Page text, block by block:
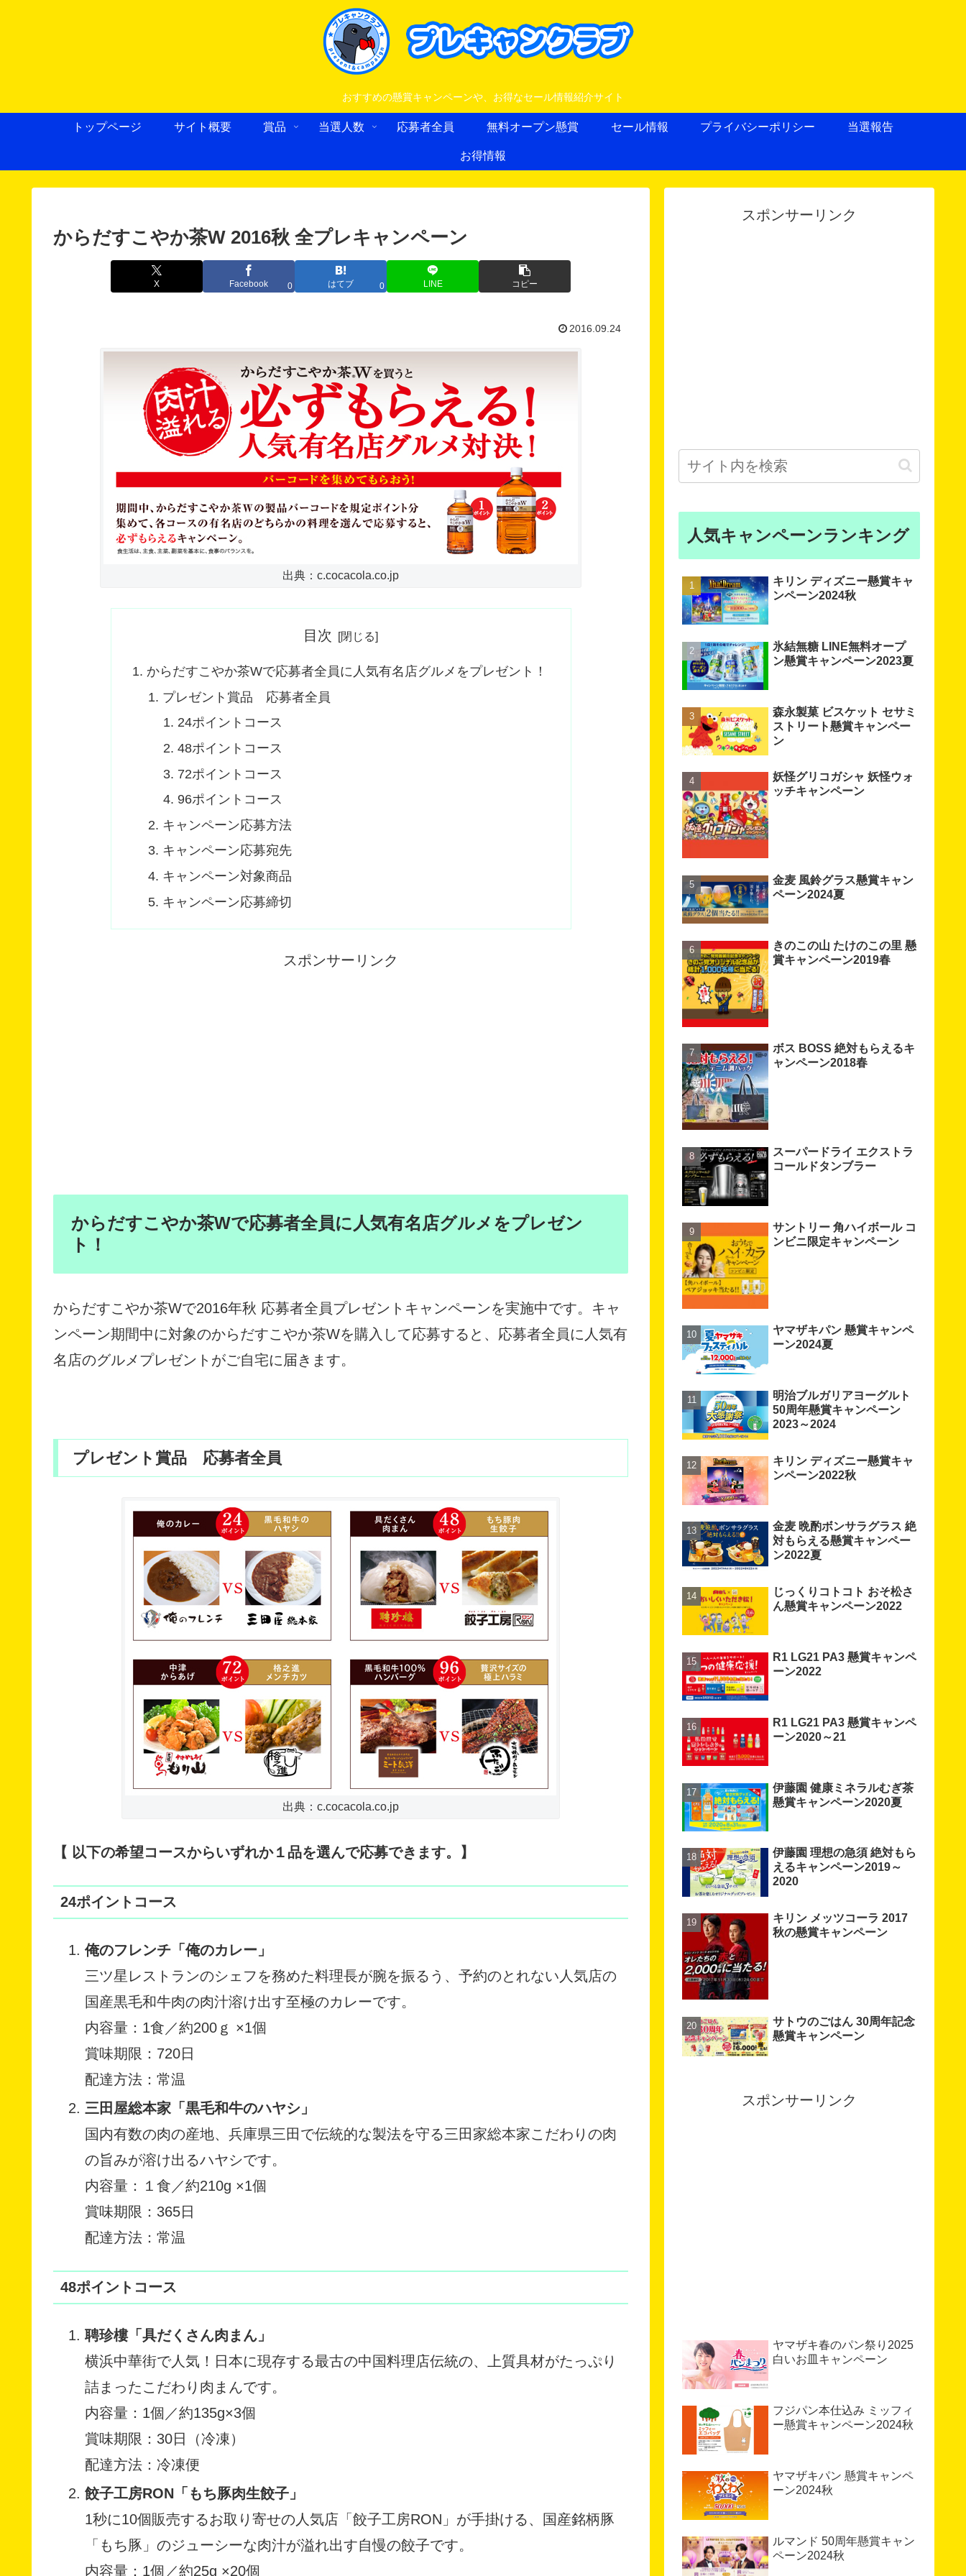
おすすめの懸賞キャンペーンや、お得なセール情報紹介サイト
トップページ サイト概要 賞品 当選人数 応募者全員 無料オープン懸賞 セール情報 プライバシーポリシー 当選報告
お得情報
からだすこやか茶W 2016秋 全プレキャンペーン
X Facebook 0 はてブ 0 LINE コピー
2016.09.24
出典：c.cocacola.co.jp
目次
からだすこやか茶Wで応募者全員に人気有名店グルメをプレゼント！
プレゼント賞品 応募者全員
24ポイントコース
48ポイントコース
72ポイントコース
96ポイントコース
キャンペーン応募方法
キャンペーン応募宛先
キャンペーン対象商品
キャンペーン応募締切
スポンサーリンク
からだすこやか茶Wで応募者全員に人気有名店グルメをプレゼン
ト！
からだすこやか茶Wで2016年秋 応募者全員プレゼントキャンペーンを実施中です。キャ
ンペーン期間中に対象のからだすこやか茶Wを購入して応募すると、応募者全員に人気有
名店のグルメプレゼントがご自宅に届きます。
プレゼント賞品 応募者全員
出典：c.cocacola.co.jp
【 以下の希望コースからいずれか１品を選んで応募できます。】
24ポイントコース
俺のフレンチ「俺のカレー」
三ツ星レストランのシェフを務めた料理長が腕を振るう、予約のとれない人気店の
国産黒毛和牛肉の肉汁溶け出す至極のカレーです。
内容量：1食／約200ｇ ×1個
賞味期限：720日
配達方法：常温
三田屋総本家「黒毛和牛のハヤシ」
国内有数の肉の産地、兵庫県三田で伝統的な製法を守る三田家総本家こだわりの肉
の旨みが溶け出るハヤシです。
内容量：１食／約210g ×1個
賞味期限：365日
配達方法：常温
48ポイントコース
聘珍樓「具だくさん肉まん」
横浜中華街で人気！日本に現存する最古の中国料理店伝統の、上質具材がたっぷり
詰まったこだわり肉まんです。
内容量：1個／約135g×3個
賞味期限：30日（冷凍）
配達方法：冷凍便
餃子工房RON「もち豚肉生餃子」
1秒に10個販売するお取り寄せの人気店「餃子工房RON」が手掛ける、国産銘柄豚
「もち豚」のジューシーな肉汁が溢れ出す自慢の餃子です。
内容量：1個／約25g ×20個
スポンサーリンク
人気キャンペーンランキング
キリン ディズニー懸賞キャ
ンペーン2024秋
氷結無糖 LINE無料オープ
ン懸賞キャンペーン2023夏
森永製菓 ビスケット セサミ
ストリート懸賞キャンペー
ン
妖怪グリコガシャ 妖怪ウォ
ッチキャンペーン
金麦 風鈴グラス懸賞キャン
ペーン2024夏
きのこの山 たけのこの里 懸
賞キャンペーン2019春
ボス BOSS 絶対もらえるキ
ャンペーン2018春
スーパードライ エクストラ
コールドタンブラー
サントリー 角ハイボール コ
ンビニ限定キャンペーン
ヤマザキパン 懸賞キャンペ
ーン2024夏
明治ブルガリアヨーグルト
50周年懸賞キャンペーン
2023～2024
キリン ディズニー懸賞キャ
ンペーン2022秋
金麦 晩酌ボンサラグラス 絶
対もらえる懸賞キャンペー
ン2022夏
じっくりコトコト おそ松さ
ん懸賞キャンペーン2022
R1 LG21 PA3 懸賞キャンペ
ーン2022
R1 LG21 PA3 懸賞キャンペ
ーン2020～21
伊藤園 健康ミネラルむぎ茶
懸賞キャンペーン2020夏
伊藤園 理想の急須 絶対もら
えるキャンペーン2019～
2020
キリン メッツコーラ 2017
秋の懸賞キャンペーン
サトウのごはん 30周年記念
懸賞キャンペーン
スポンサーリンク
ヤマザキ春のパン祭り2025
白いお皿キャンペーン
フジパン本仕込み ミッフィ
ー懸賞キャンペーン2024秋
ヤマザキパン 懸賞キャンペ
ーン2024秋
ルマンド 50周年懸賞キャン
ペーン2024秋